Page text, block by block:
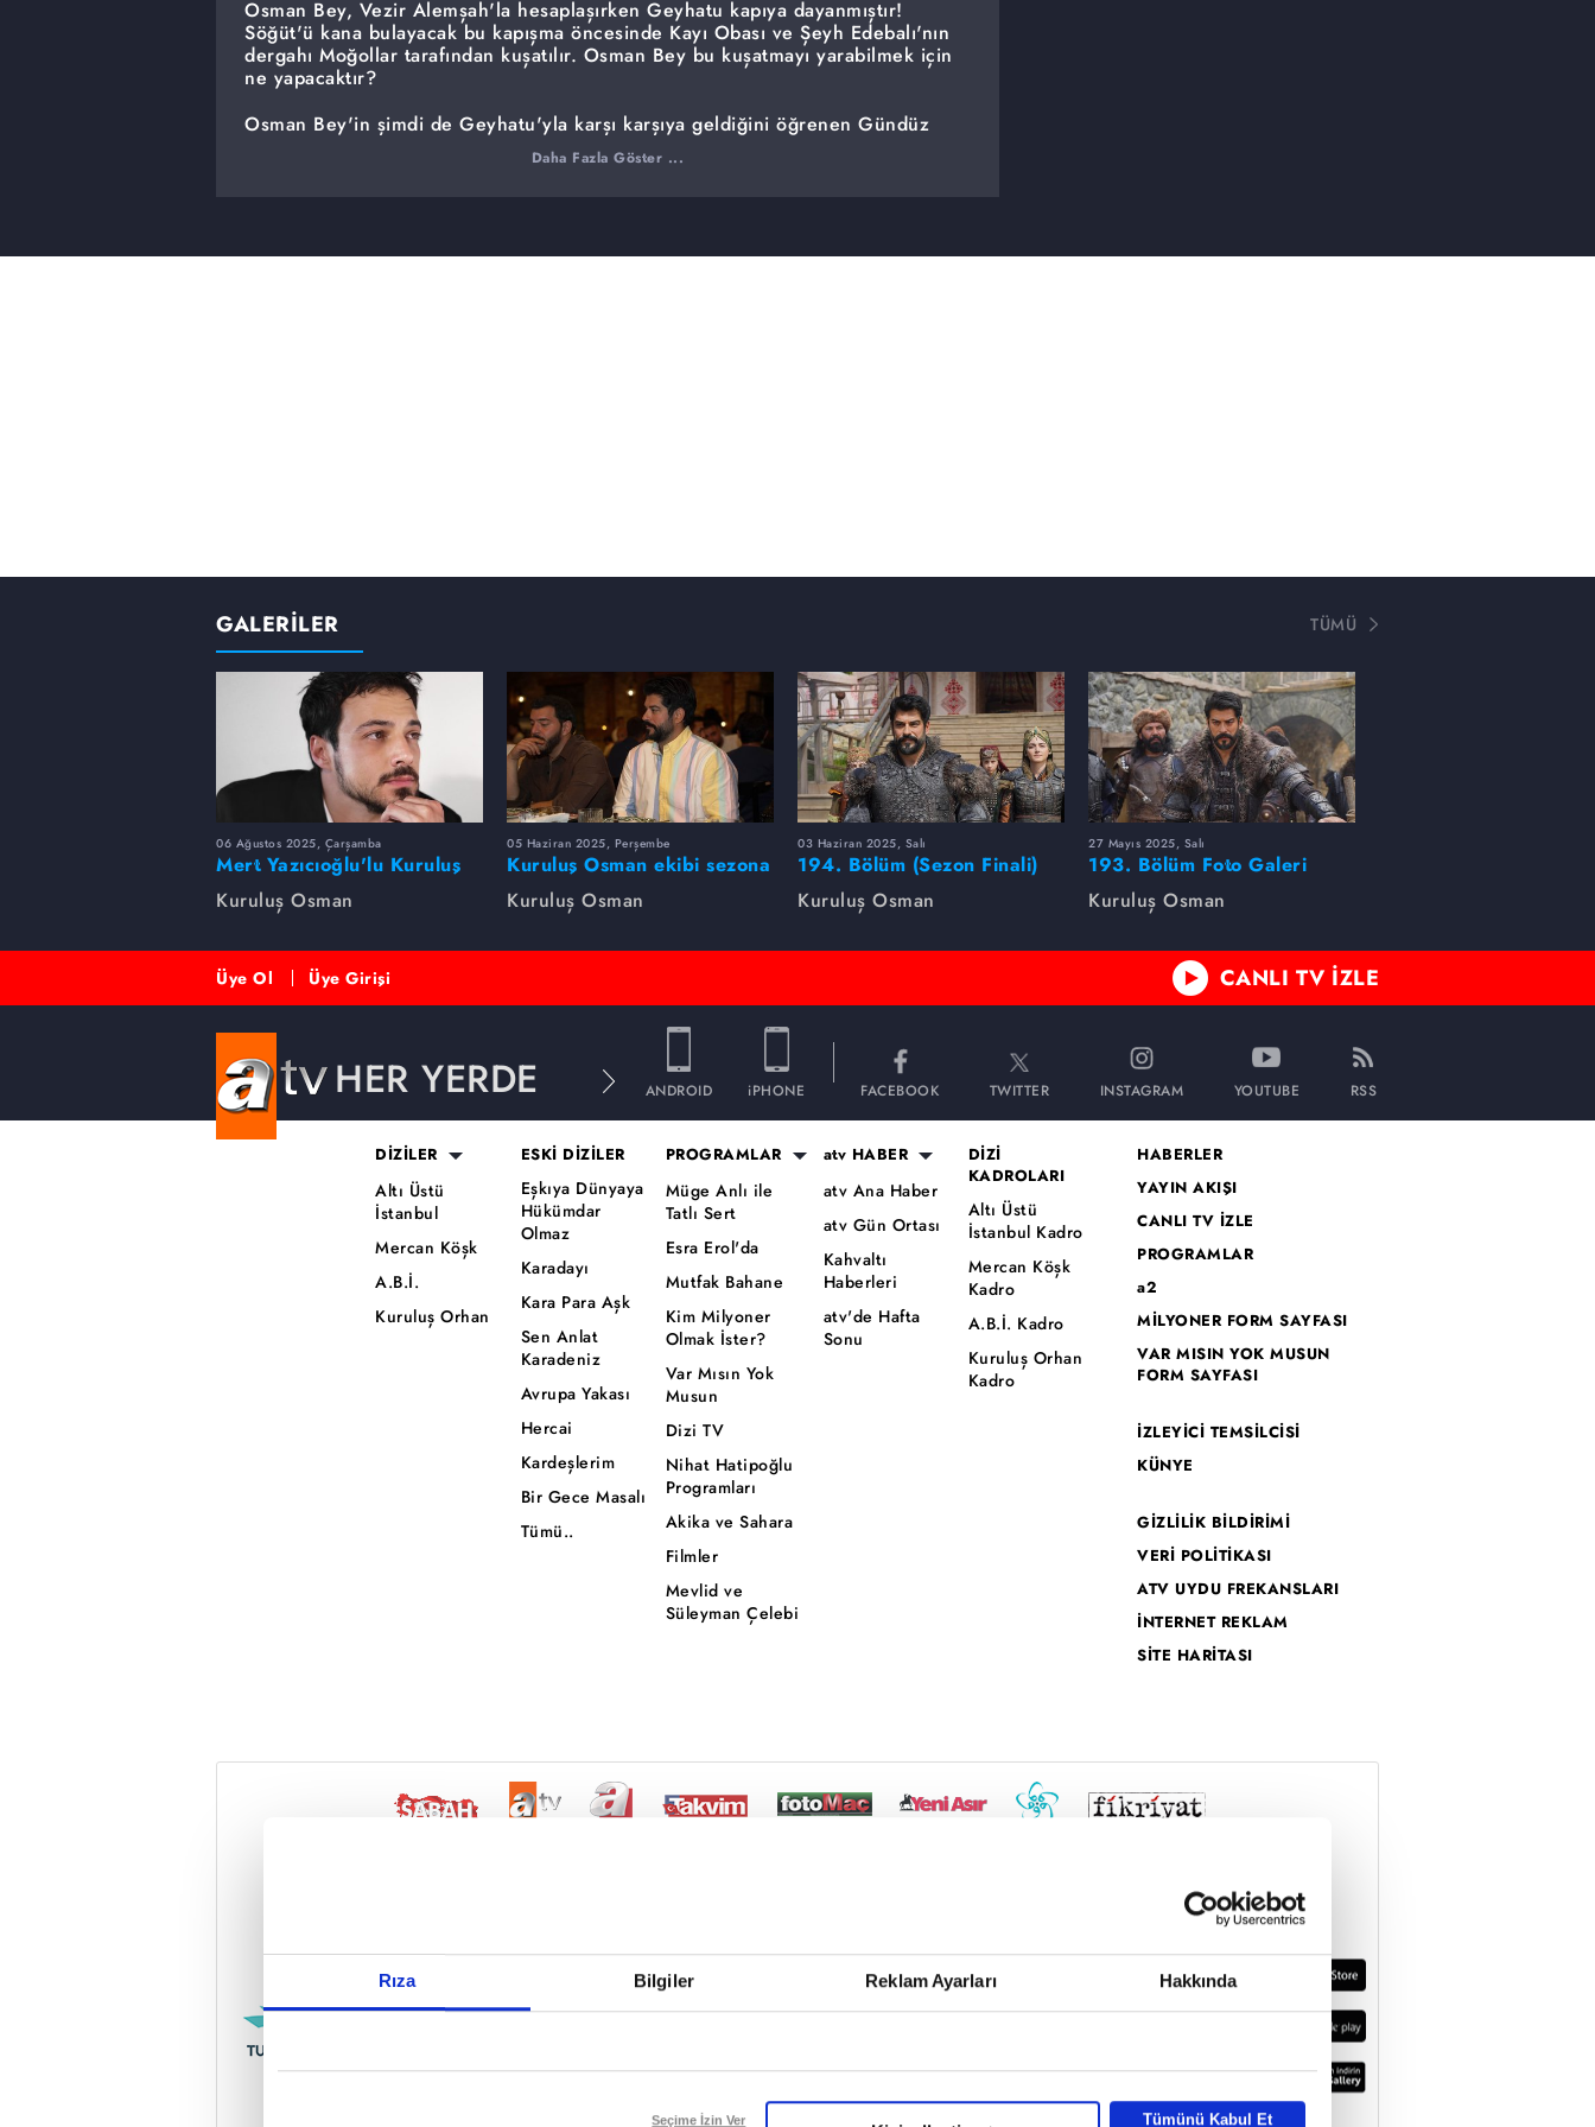
Rıza Bilgiler Reklam Ayarları Hakkında
Reddet
Seçime İzin Ver Tümünü Kabul Et
Osman Bey, Vezir Alemşah'la hesaplaşırken Geyhatu kapıya dayanmıştır!
Söğüt'ü kana bulayacak bu kapışma öncesinde Kayı Obası ve Şeyh Edebalı'nın
dergahı Moğollar tarafından kuşatılır. Osman Bey bu kuşatmayı yarabilmek için
ne yapacaktır?
Osman Bey'in şimdi de Geyhatu'yla karşı karşıya geldiğini öğrenen Gündüz
Bey, geri dönülmez bir yola girer. Geyhatu, Osman Bey'i ortadan kaldırmak için
bütün imkanlarını seferber etmişken, Bitinya'daki yegâne hakim güç olmak için
Geyhatu'nun hamlesi karşısında nasıl bir tavır takınacak? Osman Bey, Tekfur
Daha Fazla Göster ...
GALERİLER TÜMÜ
06 Ağustos 2025, Çarşamba
Mert Yazıcıoğlu'lu Kuruluş
dizisinin oyuncu kadrosunda
kimler var?
Kuruluş Osman
05 Haziran 2025, Perşembe
Kuruluş Osman ekibi sezona
birlikte veda etti
Kuruluş Osman
03 Haziran 2025, Salı
194. Bölüm (Sezon Finali)
Foto Galeri
Kuruluş Osman
27 Mayıs 2025, Salı
193. Bölüm Foto Galeri
Kuruluş Osman
Üye Ol Üye Girişi CANLI TV İZLE
HER YERDE ANDROID iPHONE FACEBOOK TWITTER INSTAGRAM YOUTUBE RSS
DİZİLER
Altı Üstü
İstanbul
Mercan Köşk
A.B.İ.
Kuruluş Orhan
ESKİ DİZİLER
Eşkıya Dünyaya
Hükümdar
Olmaz
Karadayı
Kara Para Aşk
Sen Anlat
Karadeniz
Avrupa Yakası
Hercai
Kardeşlerim
Bir Gece Masalı
Tümü..
PROGRAMLAR
Müge Anlı ile
Tatlı Sert
Esra Erol'da
Mutfak Bahane
Kim Milyoner
Olmak İster?
Var Mısın Yok
Musun
Dizi TV
Nihat Hatipoğlu
Programları
Akika ve Sahara
Filmler
Mevlid ve
Süleyman Çelebi
atv HABER
atv Ana Haber
atv Gün Ortası
Kahvaltı
Haberleri
atv'de Hafta
Sonu
DİZİ
KADROLARI
Altı Üstü
İstanbul Kadro
Mercan Köşk
Kadro
A.B.İ. Kadro
Kuruluş Orhan
Kadro
HABERLER
YAYIN AKIŞI
CANLI TV İZLE
PROGRAMLAR
a2
MİLYONER FORM SAYFASI
VAR MISIN YOK MUSUN
FORM SAYFASI
İZLEYİCİ TEMSİLCİSİ
KÜNYE
GİZLİLİK BİLDİRİMİ
VERİ POLİTİKASI
ATV UYDU FREKANSLARI
İNTERNET REKLAM
SİTE HARİTASI